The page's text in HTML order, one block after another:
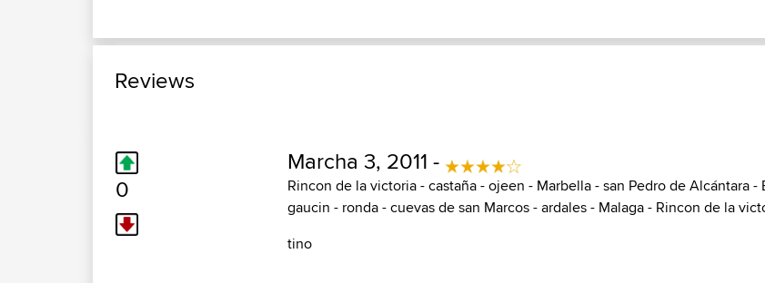
Reviews
0
Marcha 3, 2011 -
Rincon de la victoria - castaña - ojeen - Marbella - san Pedro de Alcántara -
gaucin - ronda - cuevas de san Marcos - ardales - Malaga - Rincon de la
tino